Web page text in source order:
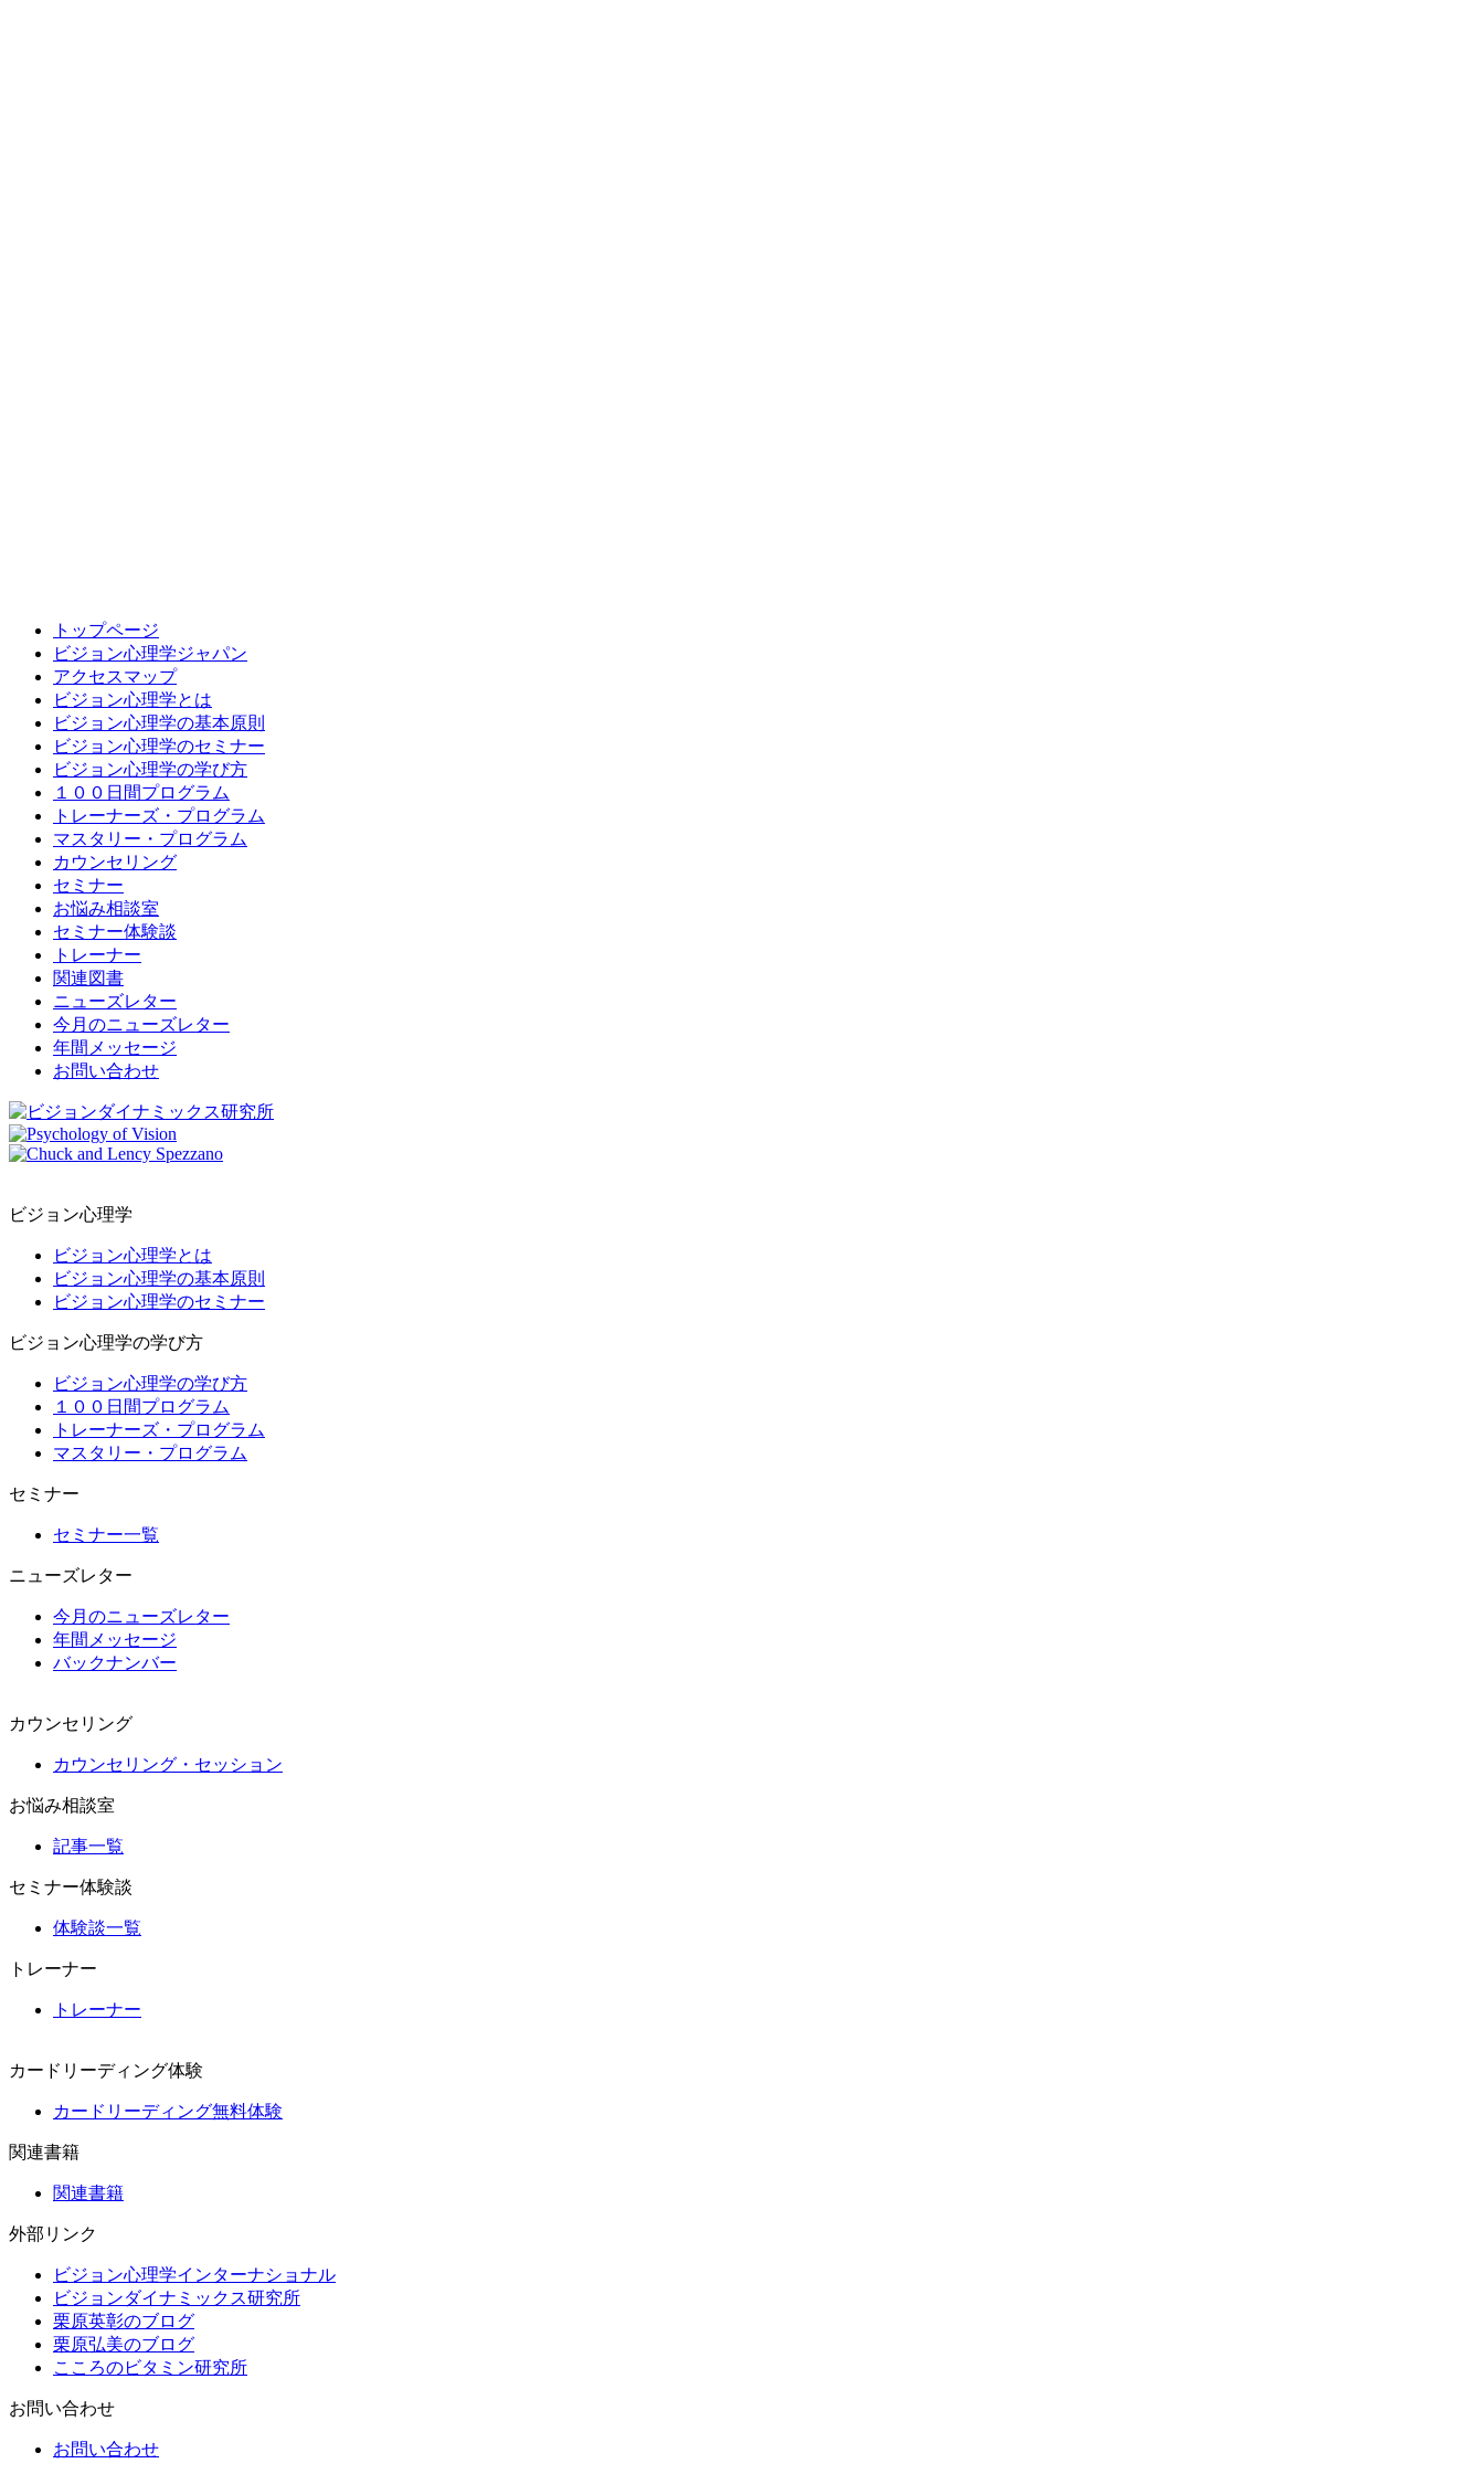
トップページ
ビジョン心理学ジャパン
アクセスマップ
ビジョン心理学とは
ビジョン心理学の基本原則
ビジョン心理学のセミナー
ビジョン心理学の学び方
１００日間プログラム
トレーナーズ・プログラム
マスタリー・プログラム
カウンセリング
セミナー
お悩み相談室
セミナー体験談
トレーナー
関連図書
ニューズレター
今月のニューズレター
年間メッセージ
お問い合わせ
ビジョン心理学
ビジョン心理学とは
ビジョン心理学の基本原則
ビジョン心理学のセミナー
ビジョン心理学の学び方
ビジョン心理学の学び方
１００日間プログラム
トレーナーズ・プログラム
マスタリー・プログラム
セミナー
セミナー一覧
ニューズレター
今月のニューズレター
年間メッセージ
バックナンバー
カウンセリング
カウンセリング・セッション
お悩み相談室
記事一覧
セミナー体験談
体験談一覧
トレーナー
トレーナー
カードリーディング体験
カードリーディング無料体験
関連書籍
関連書籍
外部リンク
ビジョン心理学インターナショナル
ビジョンダイナミックス研究所
栗原英彰のブログ
栗原弘美のブログ
こころのビタミン研究所
お問い合わせ
お問い合わせ